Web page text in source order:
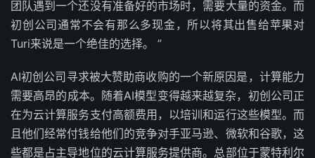
团队遇到一个还没有准备好的市场时，需要大量的资金。而
初创公司通常不会有那么多现金，所以将其出售给苹果对
Turi来说是一个绝佳的选择。 ”
AI初创公司寻求被大赞助商收购的一个新原因是，计算能力
需要高昂的成本。随着AI模型变得越来越复杂，初创公司正
在为云计算服务支付高额费用，以培训和运行这些模型。而
且他们经常付钱给他们的竞争对手亚马逊、微软和谷歌，这
些都是占主导地位的云计算服务提供商。总部位于蒙特利尔